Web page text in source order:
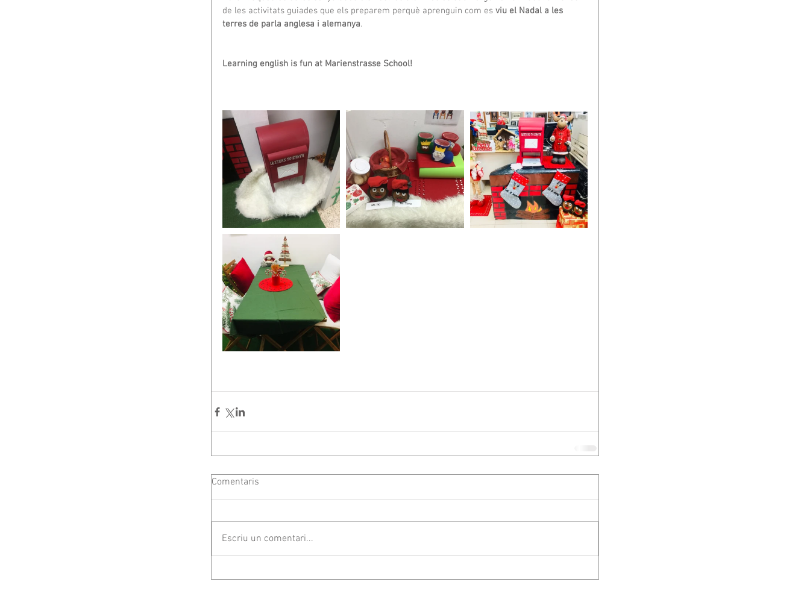
de les activitats guiades que els preparem perquè aprenguin com es viu el Nadal a les
terres de parla anglesa i alemanya.
Learning english is fun at Marienstrasse School!
Comentaris
Escriu un comentari...